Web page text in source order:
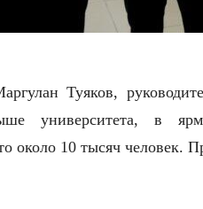
Туяков,
университета, в
около 10 тысяч человек.